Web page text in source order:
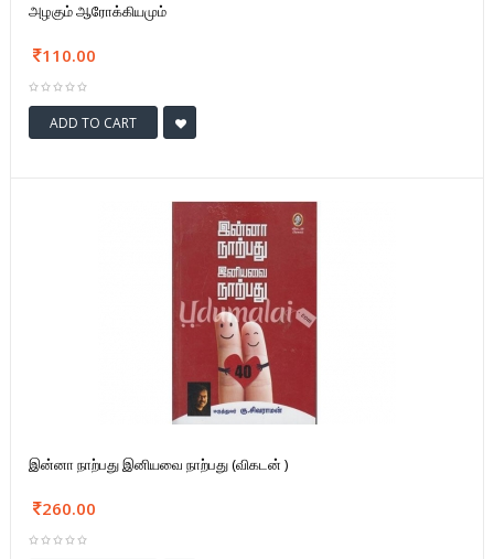
அழகும் ஆரோக்கியமும்
110.00
ADD TO CART
இன்னா நாற்பது இனியவை நாற்பது (விகடன் )
260.00